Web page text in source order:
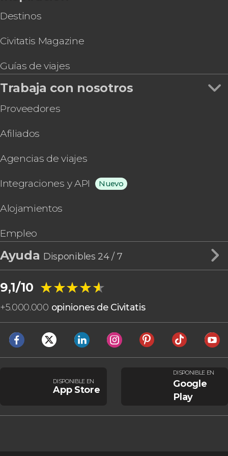
Destinos
Civitatis Magazine
Guías de viajes
Trabaja con nosotros
Proveedores
Afiliados
Agencias de viajes
Integraciones y API Nuevo
Alojamientos
Empleo
Ayuda Disponibles 24 / 7
9,1/10 ★★★★★
★★★★★
+5.000.000 opiniones de Civitatis
DISPONIBLE EN
App Store
DISPONIBLE EN
Google
Play